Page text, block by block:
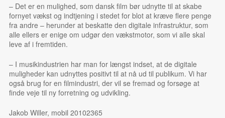
– Det er en mulighed, som dansk film bør udnytte til at skabe
fornyet vækst og indtjening i stedet for blot at kræve flere penge
fra andre – herunder at beskatte den digitale infrastruktur, som
alle ellers er enige om udgør den vækstmotor, som vi alle skal
leve af i fremtiden.
– I musikindustrien har man for længst indset, at de digitale
muligheder kan udnyttes positivt til at nå ud til publikum. Vi har
også brug for en filmindustri, der vil se fremad og forsøge at
finde veje til ny forretning og udvikling.
Jakob Willer, mobil 20102365